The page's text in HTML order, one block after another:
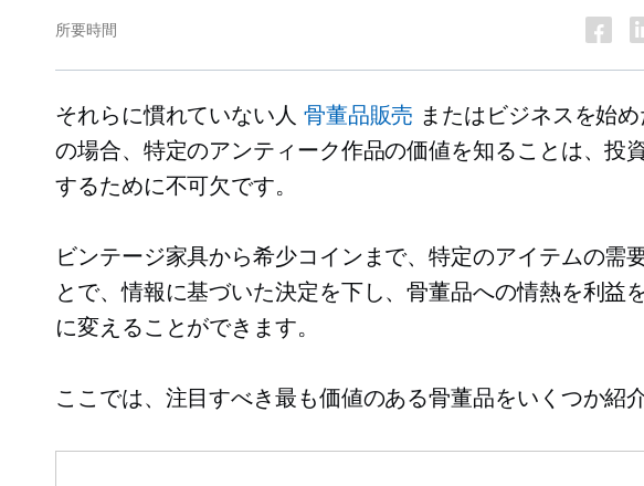
所要時間
それらに慣れていない人 骨董品販売 またはビジネスを始め
の場合、特定のアンティーク作品の価値を知ることは、投
するために不可欠です。
ビンテージ家具から希少コインまで、特定のアイテムの需
とで、情報に基づいた決定を下し、骨董品への情熱を利益
に変えることができます。
ここでは、注目すべき最も価値のある骨董品をいくつか紹